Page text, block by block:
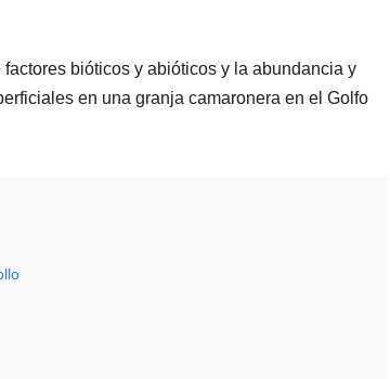
bióticos y abióticos y la abundancia y
en una granja camaronera en el Golfo